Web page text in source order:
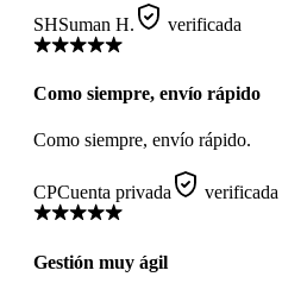
SHSuman H. verificada
Como siempre, envío rápido
Como siempre, envío rápido.
CPCuenta privada verificada
Gestión muy ágil